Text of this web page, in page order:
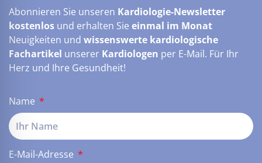
Abonnieren Sie unseren Kardiologie-Newsletter
kostenlos und erhalten Sie einmal im Monat
Neuigkeiten und wissenswerte kardiologische
Fachartikel unserer Kardiologen per E-Mail. Für Ihr
Herz und Ihre Gesundheit!
Name
E-Mail-Adresse